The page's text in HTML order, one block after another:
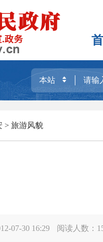
> 旅游风貌
07-30 16:29 阅读人数：